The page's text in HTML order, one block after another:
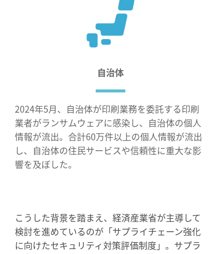
自治体
2024年5月、自治体が印刷業務を委託する印刷
業者がランサムウェアに感染し、自治体の個人
情報が流出。合計60万件以上の個人情報が流出
し、自治体の住民サービスや信頼性に重大な影
響を及ぼした。
こうした背景を踏まえ、経済産業省が主導して
検討を進めているのが「サプライチェーン強化
に向けたセキュリティ対策評価制度」。サプラ